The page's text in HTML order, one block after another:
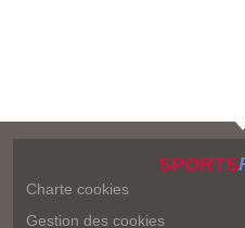
SPORTS
Charte cookies
Gestion des cookies